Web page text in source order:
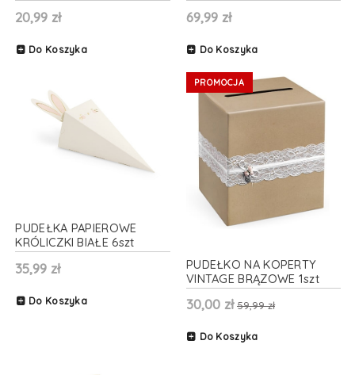
20,99 zł
Do Koszyka
69,99 zł
Do Koszyka
PUDEŁKA PAPIEROWE
KRÓLICZKI BIAŁE 6szt
35,99 zł
Do Koszyka
PUDEŁKO NA KOPERTY
VINTAGE BRĄZOWE 1szt
30,00 zł 59,99 zł
Do Koszyka
PROMOCJA